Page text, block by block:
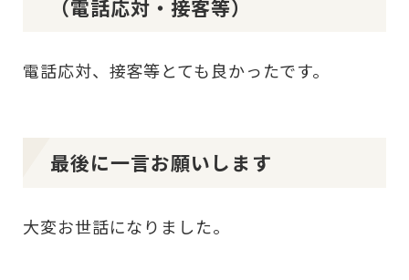
（電話応対・接客等）
電話応対、接客等とても良かったです。
最後に一言お願いします
大変お世話になりました。